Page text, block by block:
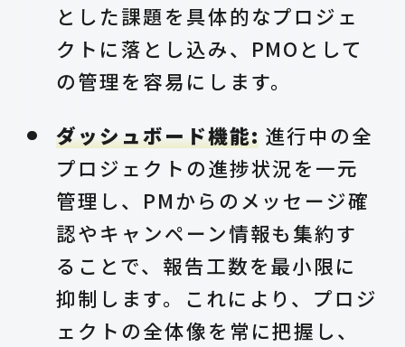
とした課題を具体的なプロジェ
クトに落とし込み、PMOとして
の管理を容易にします。
ダッシュボード機能: 進行中の全
プロジェクトの進捗状況を一元
管理し、PMからのメッセージ確
認やキャンペーン情報も集約す
ることで、報告工数を最小限に
抑制します。これにより、プロジ
ェクトの全体像を常に把握し、